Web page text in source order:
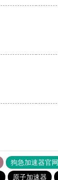
狗急加速器官网
原子加速器